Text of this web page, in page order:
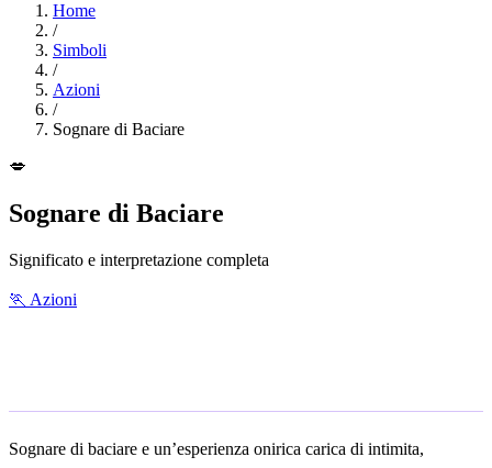
Home
/
Simboli
/
Azioni
/
Sognare di Baciare
💋
Sognare di Baciare
Significato e interpretazione completa
🏃 Azioni
Sognare di baciare e un’esperienza onirica carica di intimita,